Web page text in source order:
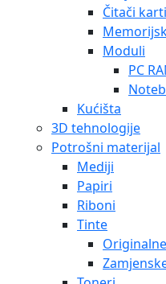
Čitači
Moduli
PC
Kućišta
3D tehnologije
Potrošni materijal
Mediji
Papiri
Riboni
Tinte